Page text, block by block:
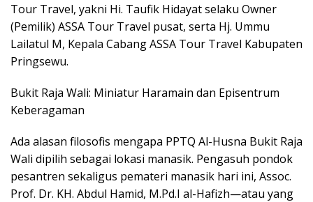
Tour Travel, yakni Hi. Taufik Hidayat selaku Owner
(Pemilik) ASSA Tour Travel pusat, serta Hj. Ummu
Lailatul M, Kepala Cabang ASSA Tour Travel Kabupaten
Pringsewu.
Bukit Raja Wali: Miniatur Haramain dan Episentrum
Keberagaman
Ada alasan filosofis mengapa PPTQ Al-Husna Bukit Raja
Wali dipilih sebagai lokasi manasik. Pengasuh pondok
pesantren sekaligus pemateri manasik hari ini, Assoc.
Prof. Dr. KH. Abdul Hamid, M.Pd.I al-Hafizh—atau yang